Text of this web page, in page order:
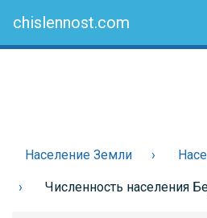
chislennost.com
Население Земли
Численность населения